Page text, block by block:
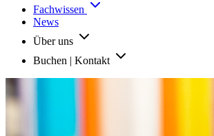
Fachwissen
News
Über uns
Buchen | Kontakt